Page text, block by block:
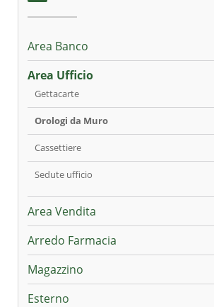
Area Banco
Area Ufficio
Gettacarte
Orologi da Muro
Cassettiere
Sedute ufficio
Area Vendita
Arredo Farmacia
Magazzino
Esterno